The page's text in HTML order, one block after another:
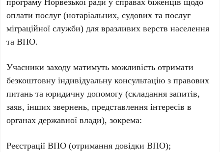
оплати послуг (нотаріальних, судових та послуг
міграційної служби) для вразливих верств населення
та ВПО.
Учасники заходу матимуть можливість отримати
безкоштовну індивідуальну консультацію з правових
питань та юридичну допомогу (складання запитів,
заяв, інших звернень, представлення інтересів в
органах державної влади), зокрема:
Реєстрації ВПО (отримання довідки ВПО);